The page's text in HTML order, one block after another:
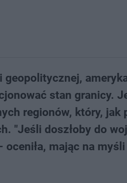
stan granicy.
regionów, który, jak
"Jeśli doszłoby do
oceniła, mając na